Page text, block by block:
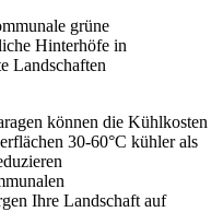
grüne
Hinterhöfe in
Landschaften
können die Kühlkosten
30-60°C kühler als
Ihre Landschaft auf